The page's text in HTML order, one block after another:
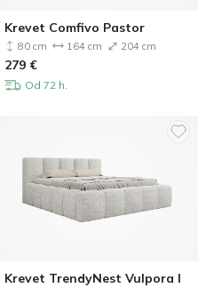
Krevet Comfivo Pastor
80 cm 164 cm 204 cm
279 €
Od 72 h.
Krevet TrendyNest Vulpora I